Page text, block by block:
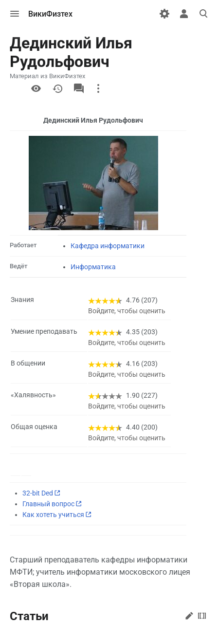
меню
ВикиФизтех
Открыть
поиск
Дединский Илья
Рудольфович
Материал из ВикиФизтех
More
actions
Дединский Илья Рудольфович
Работает Кафедра информатики
Ведёт Информатика
Знания
4.76 (207)
Войдите, чтобы оценить
Умение преподавать
4.35 (203)
Войдите, чтобы оценить
В общении
4.16 (203)
Войдите, чтобы оценить
«Халявность»
1.90 (227)
Войдите, чтобы оценить
Общая оценка
4.40 (200)
Войдите, чтобы оценить
32-bit Ded
Главный вопрос
Как хотеть учиться
Старший преподаватель кафедры информатики
МФТИ; учитель информатики московского лицея
«Вторая школа».
Статьи